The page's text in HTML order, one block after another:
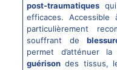
post-traumatiques
efficaces. Accessible
particulièrement
souffrant de
permet d’atténuer
guérison des tissus,